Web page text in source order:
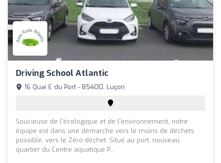
Driving School Atlantic
16 Quai E du Port - 85400, Luçon
Soucieuse de l'écologique et de l'environnement, notre
équipe est dans une démarche vers le moins de déchets
possible, vers le Zéro déchet. Situé au port, nouveau
quartier du Centre aquatique P...